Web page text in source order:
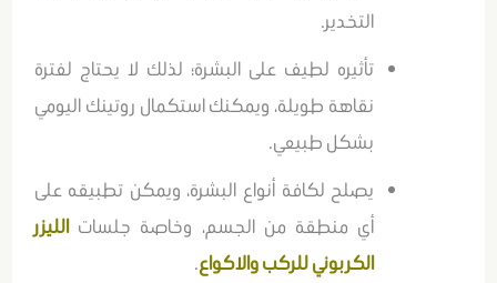
التخدير.
تأثيره لطيف على البشرة؛ لذلك لا يحتاج لفترة
نقاهة طويلة، ويمكنك استكمال روتينك اليومي
بشكل طبيعي.
يصلح لكافة أنواع البشرة، ويمكن تطبيقه على
أي منطقة من الجسم، وخاصة جلساتالليزر
الكربوني للركب والاكواع.